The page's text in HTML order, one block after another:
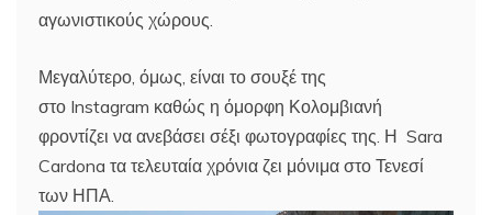
αγωνιστικούς χώρους.
Μεγαλύτερο, όμως, είναι το σουξέ της
στο Instagram καθώς η όμορφη Κολομβιανή
φροντίζει να ανεβάσει σέξι φωτογραφίες της. Η Sara
Cardona τα τελευταία χρόνια ζει μόνιμα στο Τενεσί
των ΗΠΑ.